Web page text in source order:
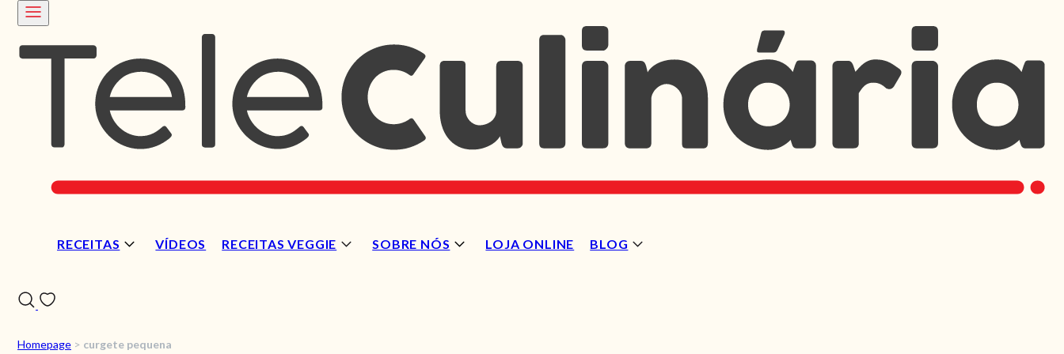
RECEITAS VÍDEOS RECEITAS VEGGIE SOBRE NÓS LOJA ONLINE BLOG
Homepage > curgete pequena